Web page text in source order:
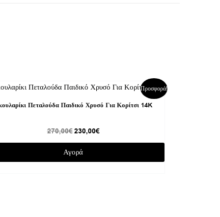
Προσφορά!
Πεταλούδα Παιδικό Χρυσό Για Κορίτσι 14K
270,00€
Original
was:
270,00€.
230,00€
Η
τιμή
είναι:
Αγορά